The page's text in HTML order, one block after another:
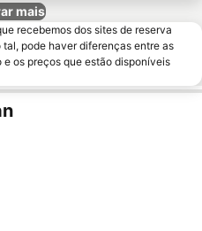
mais
recebemos dos sites de reserva
pode haver diferenças entre as
os preços que estão disponíveis